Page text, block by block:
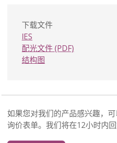
下载文件
IES
配光文件 (PDF)
结构图
如果您对我们的产品感兴趣，
询价表单。我们将在12小时内回